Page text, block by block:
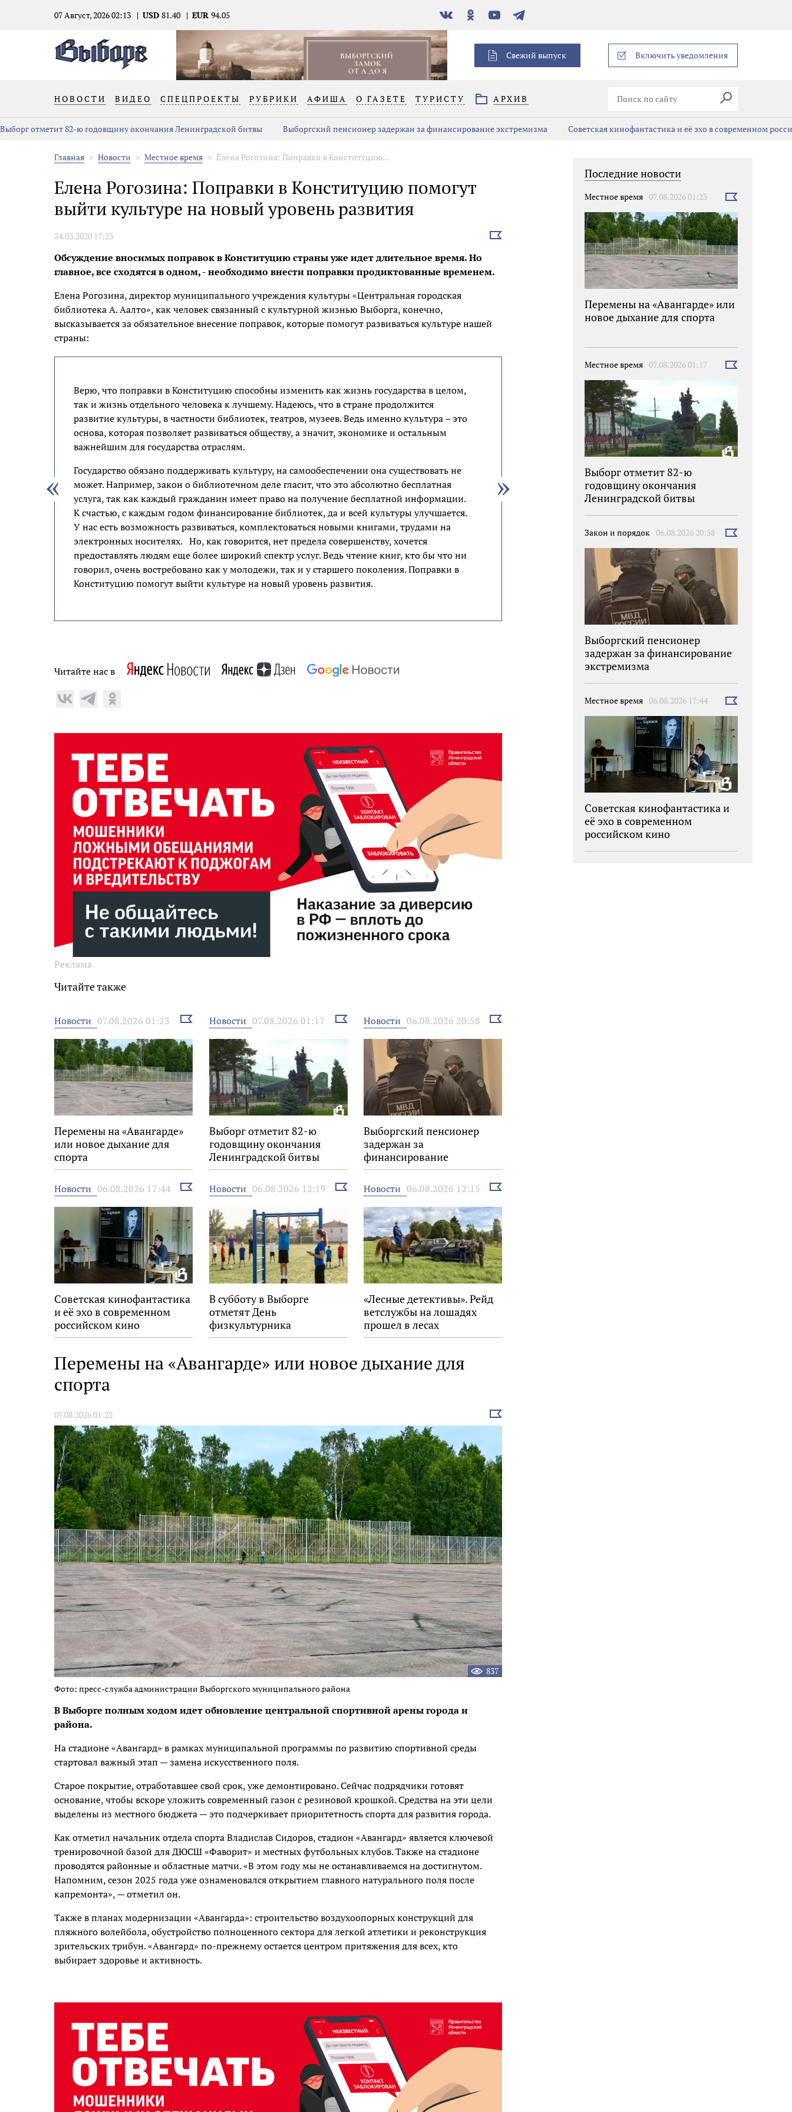
07 Август, 2026 02:13 USD 81.40 EUR 94.05
В
контакте
Одноклассники
YouTubeТелеграм
Свежий выпуск Включить уведомления
НОВОСТИ ВИДЕО СПЕЦПРОЕКТЫ РУБРИКИ АФИША О ГАЗЕТЕ ТУРИСТУ АРХИВ Искать
Выборг отметит 82-ю годовщину окончания Ленинградской битвы Выборгский пенсионер задержан за финансирование экстремизма Советская кинофантастика и её эхо в современном
Главная Новости Местное время Елена Рогозина: Поправки в Конституцию...
Елена Рогозина: Поправки в Конституцию помогут
выйти культуре на новый уровень развития
24.03.2020 17:23
Выбрать
Обсуждение вносимых поправок в Конституцию страны уже идет длительное время. Но
главное, все сходятся в одном, - необходимо внести поправки продиктованные временем.
Елена Рогозина, директор муниципального учреждения культуры «Центральная городская
библиотека А. Аалто», как человек связанный с культурной жизнью Выборга, конечно,
высказывается за обязательное внесение поправок, которые помогут развиваться культуре нашей
страны:
Верю, что поправки в Конституцию способны изменить как жизнь государства в целом,
так и жизнь отдельного человека к лучшему. Надеюсь, что в стране продолжится
развитие культуры, в частности библиотек, театров, музеев. Ведь именно культура – это
основа, которая позволяет развиваться обществу, а значит, экономике и остальным
важнейшим для государства отраслям.
Государство обязано поддерживать культуру, на самообеспечении она существовать не
может. Например, закон о библиотечном деле гласит, что это абсолютно бесплатная
услуга, так как каждый гражданин имеет право на получение бесплатной информации.
К счастью, с каждым годом финансирование библиотек, да и всей культуры улучшается.
У нас есть возможность развиваться, комплектоваться новыми книгами, трудами на
электронных носителях. Но, как говорится, нет предела совершенству, хочется
предоставлять людям еще более широкий спектр услуг. Ведь чтение книг, кто бы что ни
говорил, очень востребовано как у молодежи, так и у старшего поколения. Поправки в
Конституцию помогут выйти культуре на новый уровень развития.
Читайте нас в
Реклама
Читайте также
Новости 07.08.2026 01:23
Выбрать
новость
Перемены на «Авангарде»
или новое дыхание для
спорта
Новости 07.08.2026 01:17
Выбрать
новость
Выборг отметит 82-ю
годовщину окончания
Ленинградской битвы
Новости 06.08.2026 20:58
Выбрать
Выборгский пенсионер
задержан за
финансирование
экстремизма
Новости 06.08.2026 17:44
Выбрать
новость
Советская кинофантастика
и её эхо в современном
российском кино
Новости 06.08.2026 12:19
Выбрать
новость
В субботу в Выборге
отметят День
физкультурника
Новости 06.08.2026 12:15
Выбрать
«Лесные детективы». Рейд
ветслужбы на лошадях
прошел в лесах
Выборгского района
Перемены на «Авангарде» или новое дыхание для
спорта
07.08.2026 01:23
Выбрать
новость
837
Фото: пресс-служба администрации Выборгского муниципального района
В Выборге полным ходом идет обновление центральной спортивной арены города и
района.
На стадионе «Авангард» в рамках муниципальной программы по развитию спортивной среды
стартовал важный этап —замена искусственного поля.
Старое покрытие, отработавшее свой срок, уже демонтировано. Сейчас подрядчики готовят
основание, чтобы вскоре уложить современный газон с резиновой крошкой. Средства на эти цели
выделены из местного бюджета — это подчеркивает приоритетность спорта для развития города.
Как отметил начальник отдела спорта Владислав Сидоров, стадион «Авангард» является ключевой
тренировочной базой для ДЮСШ «Фаворит» и местных футбольных клубов. Также на стадионе
проводятся районные и областные матчи. «В этом году мы не останавливаемся на достигнутом.
Напомним, сезон 2025 года уже ознаменовался открытием главного натурального поля после
капремонта», — отметил он.
Также в планах модернизации «Авангарда»: строительство воздухоопорных конструкций для
пляжного волейбола, обустройство полноценного сектора для легкой атлетики и реконструкция
зрительских трибун. «Авангард» по-прежнему остается центром притяжения для всех, кто
выбирает здоровье и активность.
Последние новости
Местное время 07.08.2026 01:23
Выбрать
Перемены на «Авангарде» или
новое дыхание для спорта
Местное время 07.08.2026 01:17
Выбрать
Выборг отметит 82-ю
годовщину окончания
Ленинградской битвы
Закон и порядок 06.08.2026 20:58
Выбрать
Выборгский пенсионер
задержан за финансирование
экстремизма
Местное время 06.08.2026 17:44
Выбрать
Советская кинофантастика и
её эхо в современном
российском кино